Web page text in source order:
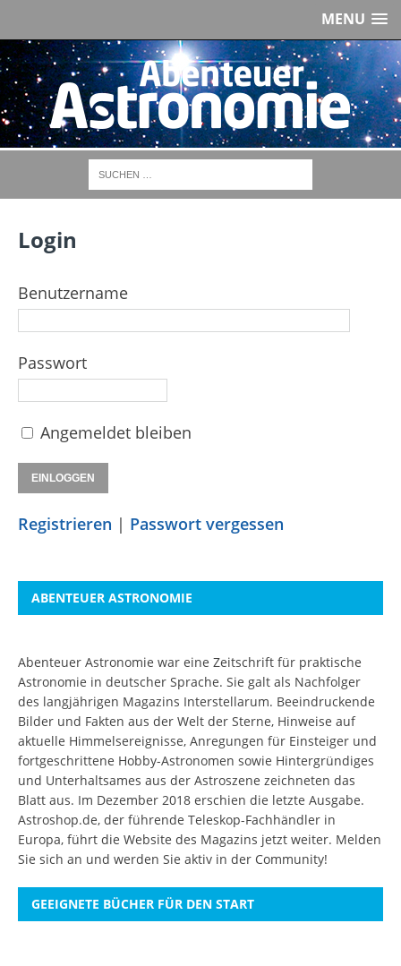
MENU
Login
Benutzername
Passwort
Angemeldet bleiben
Registrieren | Passwort vergessen
ABENTEUER ASTRONOMIE
Abenteuer Astronomie war eine Zeitschrift für praktische
Astronomie in deutscher Sprache. Sie galt als Nachfolger
des langjährigen Magazins Interstellarum. Beeindruckende
Bilder und Fakten aus der Welt der Sterne, Hinweise auf
aktuelle Himmelsereignisse, Anregungen für Einsteiger und
fortgeschrittene Hobby-Astronomen sowie Hintergründiges
und Unterhaltsames aus der Astroszene zeichneten das
Blatt aus. Im Dezember 2018 erschien die letzte Ausgabe.
Astroshop.de, der führende Teleskop-Fachhändler in
Europa, führt die Website des Magazins jetzt weiter. Melden
Sie sich an und werden Sie aktiv in der Community!
GEEIGNETE BÜCHER FÜR DEN START